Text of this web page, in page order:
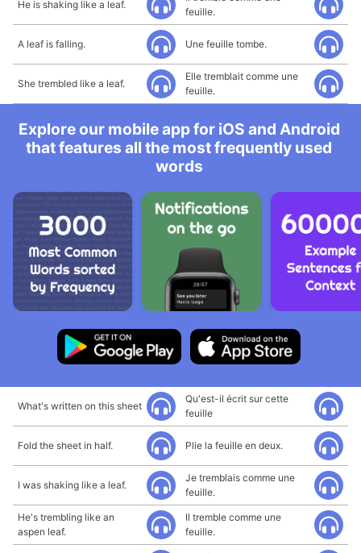
He is shaking like a leaf.
feuille.
A leaf is falling. Une feuille tombe.
She trembled like a leaf.
Elle tremblait comme une
feuille.
Explore our mobile app for iOS and Android
that features all the most frequently used
words
What's written on this sheet
Qu'est-il écrit sur cette
feuille
Fold the sheet in half. Plie la feuille en deux.
I was shaking like a leaf.
Je tremblais comme une
feuille.
He's trembling like an
aspen leaf.
Il tremble comme une
feuille.